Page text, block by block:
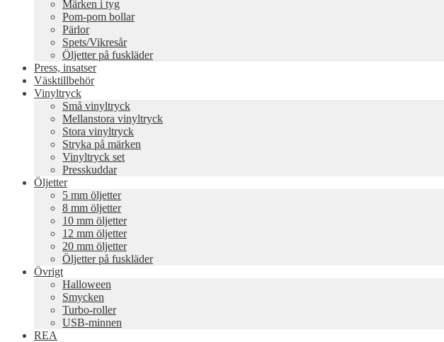
Märken i tyg
Pom-pom bollar
Pärlor
Spets/Vikresår
Öljetter på fuskläder
Press, insatser
Väsktillbehör
Vinyltryck
Små vinyltryck
Mellanstora vinyltryck
Stora vinyltryck
Stryka på märken
Vinyltryck set
Presskuddar
Öljetter
5 mm öljetter
8 mm öljetter
10 mm öljetter
12 mm öljetter
20 mm öljetter
Öljetter på fuskläder
Övrigt
Halloween
Smycken
Turbo-roller
USB-minnen
REA